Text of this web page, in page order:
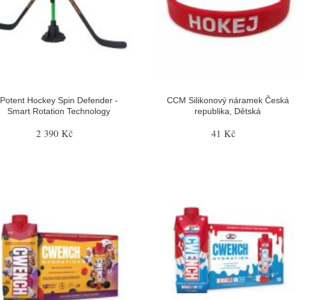
Potent Hockey Spin Defender -
Smart Rotation Technology
2 390 Kč
CCM Silikonový náramek Česká
republika, Dětská
41 Kč